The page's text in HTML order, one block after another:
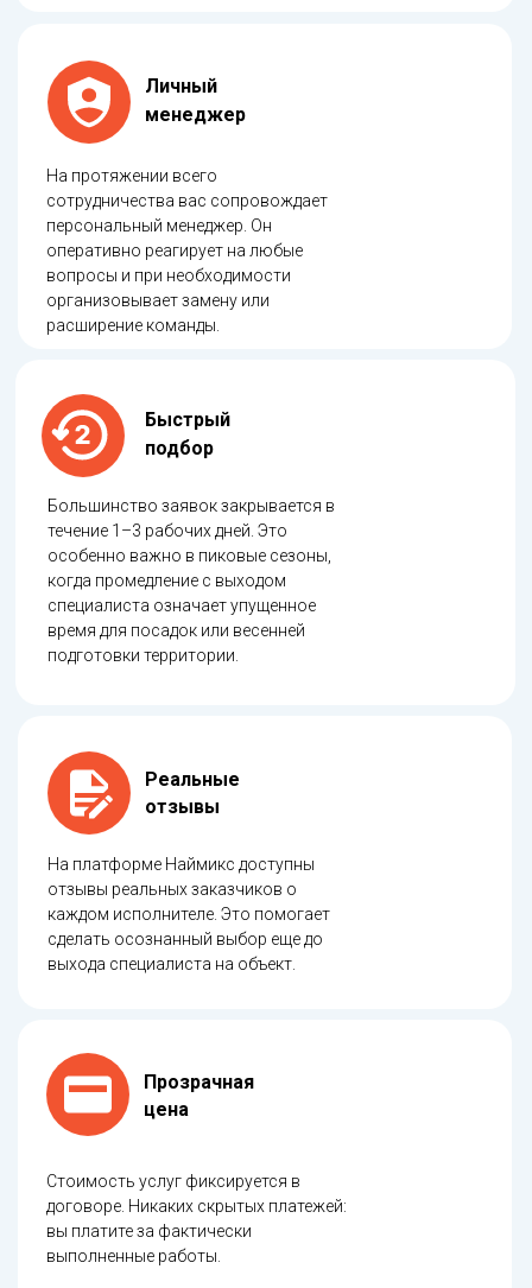
Личный
менеджер
На протяжении всего
сотрудничества вас сопровождает
персональный менеджер. Он
оперативно реагирует на любые
вопросы и при необходимости
организовывает замену или
расширение команды.
Быстрый
подбор
Большинство заявок закрывается в
течение 1–3 рабочих дней. Это
особенно важно в пиковые сезоны,
когда промедление с выходом
специалиста означает упущенное
время для посадок или весенней
подготовки территории.
На платформе Наймикс доступны
отзывы реальных заказчиков о
каждом исполнителе. Это помогает
сделать осознанный выбор еще до
выхода специалиста на объект.
Стоимость услуг фиксируется в
договоре. Никаких скрытых платежей:
вы платите за фактически
выполненные работы.
Прозрачная
цена
Реальные
отзывы